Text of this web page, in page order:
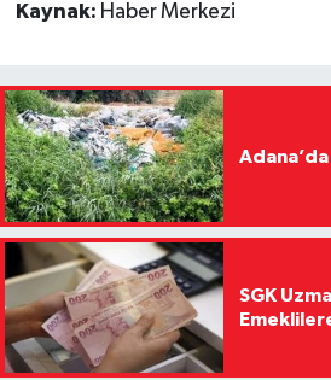
Kaynak: Haber Merkezi
SGK